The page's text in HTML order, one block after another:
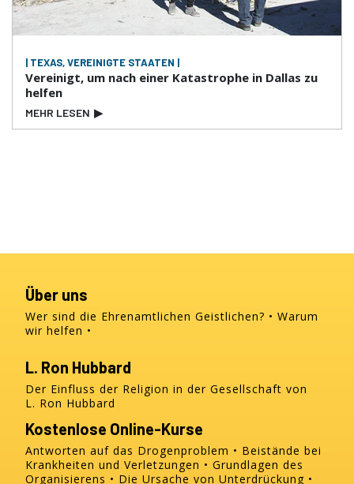
| TEXAS, VEREINIGTE STAATEN |
Vereinigt, um nach einer Katastrophe in Dallas zu
helfen
MEHR LESEN ▶
Über uns
Wer sind die Ehrenamtlichen Geistlichen?
Warum
wir helfen
L. Ron Hubbard
Der Einfluss der Religion in der Gesellschaft von
L. Ron Hubbard
Kostenlose Online-Kurse
Antworten auf das Drogenproblem
Beistände bei
Krankheiten und Verletzungen
Grundlagen des
Organisierens
Die Ursache von Unterdrückung